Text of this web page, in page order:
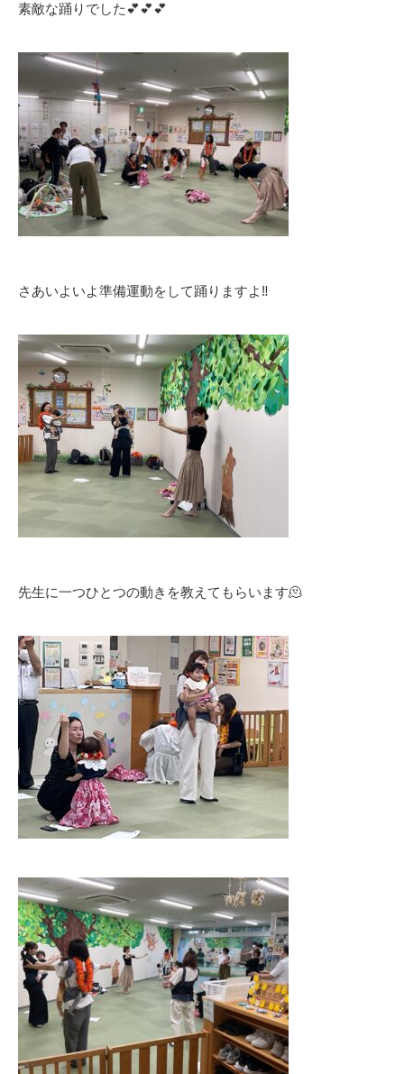
素敵な踊りでした💕💕💕
さあいよいよ準備運動をして踊りますよ‼️
先生に一つひとつの動きを教えてもらいます🫠